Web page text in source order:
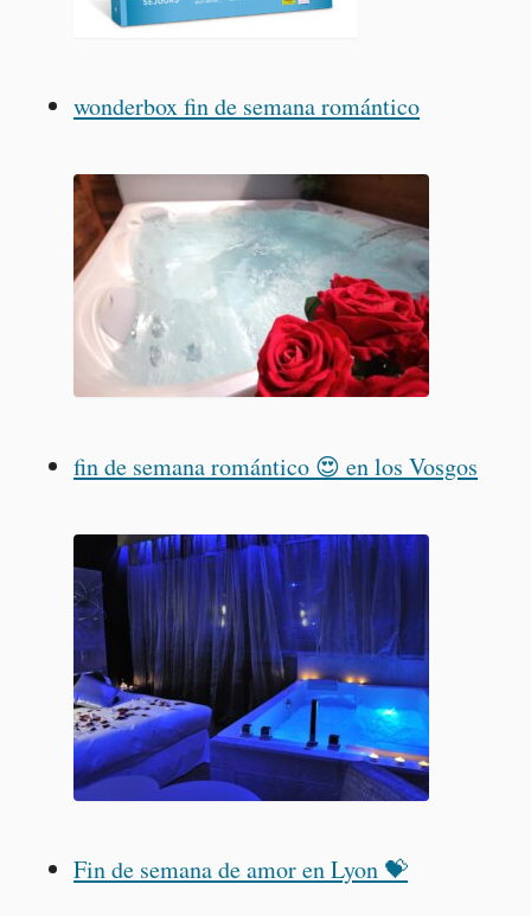
wonderbox fin de semana romántico
fin de semana romántico 😍 en los Vosgos
Fin de semana de amor en Lyon 💝